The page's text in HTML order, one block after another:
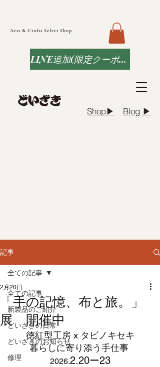
Arts & Crafts Select Shop
Blog ▶︎
Shop▶︎
LINE追加(限定クーポンなど)
記事
全ての記事
新製品のご紹介
どいざきの日常
どいざきのお知らせ
修理
全ての記事
「手の記憶、布と旅。」
展 開催中
2月20日
徳紅型工房 x タビノキセキ
暮らしに寄り添う手仕事
2026.2.20ー23